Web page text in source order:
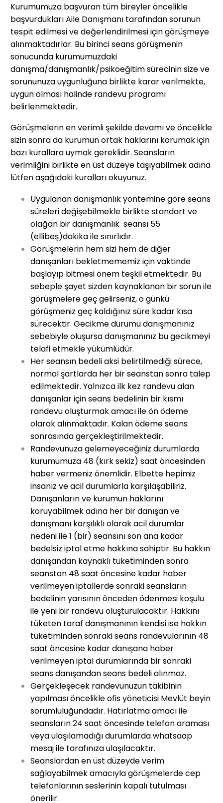
Kurumumuza başvuran tüm bireyler öncelikle
başvurdukları Aile Danışmanı tarafından sorunun
tespit edilmesi ve değerlendirilmesi için görüşmeye
alınmaktadırlar. Bu birinci seans görüşmenin
sonucunda kurumumuzdaki
danışma/danışmanlık/psikoeğitim sürecinin size ve
sorununuza uygunluğuna birlikte karar verilmekte,
uygun olması halinde randevu programı
belirlenmektedir.
Görüşmelerin en verimli şekilde devamı ve öncelikle
sizin sonra da kurumun ortak haklarını korumak için
bazı kurallara uymak gereklidir. Seansların
verimliğini birlikte en üst düzeye taşıyabilmek adına
lütfen aşağıdaki kuralları okuyunuz.
Uygulanan danışmanlık yöntemine göre seans
süreleri değişebilmekle birlikte standart ve
olağan bir danışmanlık seansı 55
(ellibeş)dakika ile sınırlıdır.
Görüşmelerin hem sizi hem de diğer
danışanları bekletmememiz için vaktinde
başlayıp bitmesi önem teşkil etmektedir. Bu
sebeple şayet sizden kaynaklanan bir sorun ile
görüşmelere geç gelirseniz, o günkü
görüşmeniz geç kaldığınız süre kadar kısa
sürecektir. Gecikme durumu danışmanınız
sebebiyle oluşursa danışmanınız bu gecikmeyi
telafi etmekle yükümlüdür.
Her seansın bedeli aksi belirtilmediği sürece,
normal şartlarda her bir seanstan sonra talep
edilmektedir. Yalnızca ilk kez randevu alan
danışanlar için seans bedelinin bir kısmı
randevu oluşturmak amacı ile ön ödeme
olarak alınmaktadır. Kalan ödeme seans
sonrasında gerçekleştirilmektedir.
Randevunuza gelemeyeceğiniz durumlarda
kurumumuza 48 (kırk sekiz) saat öncesinden
haber vermeniz önemlidir. Elbette hepimiz
insanız ve acil durumlarla karşılaşabiliriz.
Danışanların ve kurumun haklarını
koruyabilmek adına her bir danışan ve
danışmanı karşılıklı olarak acil durumlar
nedeni ile 1 (bir) seansını son ana kadar
bedelsiz iptal etme hakkına sahiptir. Bu hakkın
danışandan kaynaklı tüketiminden sonra
seanstan 48 saat öncesine kadar haber
verilmeyen iptallerde sonraki seansların
bedelinin yarısının önceden ödenmesi koşulu
ile yeni bir randevu oluşturulacaktır. Hakkını
tüketen taraf danışmanının kendisi ise hakkın
tüketiminden sonraki seans randevularının 48
saat öncesine kadar danışana haber
verilmeyen iptal durumlarında bir sonraki
seans danışandan seans bedeli alınmaz.
Gerçekleşecek randevunuzun takibinin
yapılması öncelikle ofis yöneticisi Mevlüt beyin
sorumluluğundadır. Hatırlatma amacı ile
seansların 24 saat öncesinde telefon araması
veya ulaşılamadığı durumlarda whatsaap
mesaj ile tarafınıza ulaşılacaktır.
Seanslardan en üst düzeyde verim
sağlayabilmek amacıyla görüşmelerde cep
telefonlarının seslerinin kapalı tutulması
önerilir.